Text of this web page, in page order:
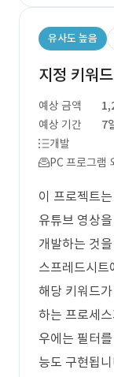
유사도 높음
지정 키워
예상 금액
예상 기간
7
개발
PC 프로그램
이 프로젝트
유튜브 영상
개발하는 것
스프레드시트
해당 키워드
하는 프로세
우에는 필터
능도 구현됩